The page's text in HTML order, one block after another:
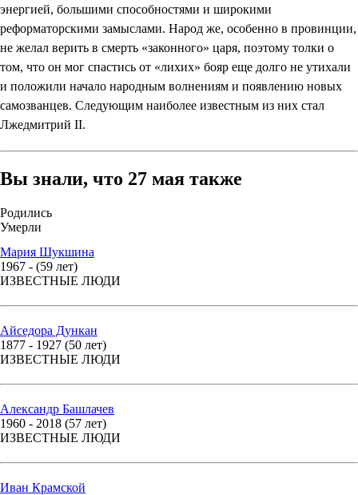
энергией, большими способностями и широкими
реформаторскими замыслами. Народ же, особенно в провинции,
не желал верить в смерть «законного» царя, поэтому толки о
том, что он мог спастись от «лихих» бояр еще долго не утихали
и положили начало народным волнениям и появлению новых
самозванцев. Следующим наиболее известным из них стал
Лжедмитрий II.
Вы знали, что 27 мая также
Родились
Умерли
Мария Шукшина
1967 - (59 лет)
ИЗВЕСТНЫЕ ЛЮДИ
Айседора Дункан
1877 - 1927 (50 лет)
ИЗВЕСТНЫЕ ЛЮДИ
Александр Башлачев
1960 - 2018 (57 лет)
ИЗВЕСТНЫЕ ЛЮДИ
Иван Крамской